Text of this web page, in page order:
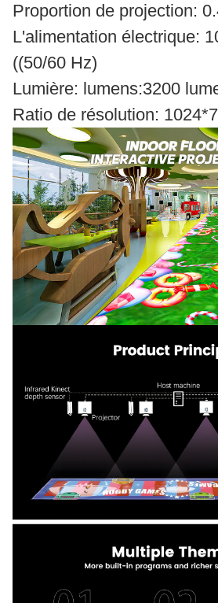
Proportion de projection:
L'alimentation électrique:
((50/60 Hz)
Lumière: lumens:3200
Ratio de résolution: